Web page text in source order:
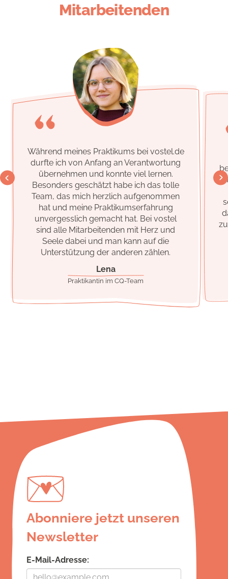
Mitarbeitenden
Während meines Praktikums bei vostel.de
durfte ich von Anfang an Verantwortung
übernehmen und konnte viel lernen.
Besonders geschätzt habe ich das tolle
Team, das mich herzlich aufgenommen
hat und meine Praktikumserfahrung
unvergesslich gemacht hat. Bei vostel
sind alle Mitarbeitenden mit Herz und
Seele dabei und man kann auf die
Unterstützung der anderen zählen.
Lena
Praktikantin im CQ-Team
Abonniere jetzt unseren
Newsletter
E-Mail-Adresse: